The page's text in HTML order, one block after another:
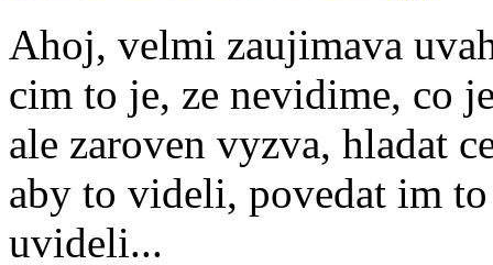
Ahoj, velmi zaujimava
cim to je, ze nevidime, co
ale zaroven vyzva, hladat
aby to videli, povedat im
uvideli...